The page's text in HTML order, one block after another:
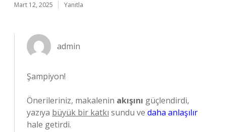
Mart 12, 2025 Yanıtla
admin
Şampiyon!
Önerileriniz, makalenin akışını güçlendirdi,
yazıya büyük bir katkı sundu ve daha anlaşılır
hale getirdi.